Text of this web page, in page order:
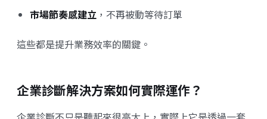
市場節奏感建立 ，不再被動等待訂單
這些都是提升業務效率的關鍵。
企業診斷解決方案如何實際運作？